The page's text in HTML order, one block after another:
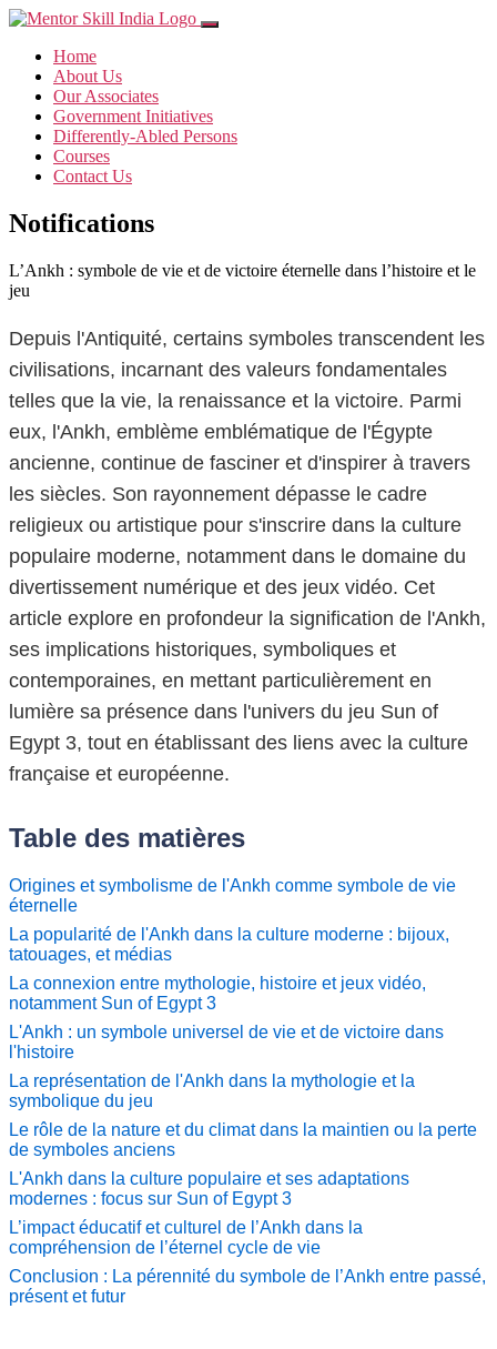
Home
About Us
Our Associates
Government Initiatives
Differently-Abled Persons
Courses
Contact Us
Notifications
L’Ankh : symbole de vie et de victoire éternelle dans l’histoire et le
jeu
Depuis l'Antiquité, certains symboles transcendent les
civilisations, incarnant des valeurs fondamentales
telles que la vie, la renaissance et la victoire. Parmi
eux, l'Ankh, emblème emblématique de l'Égypte
ancienne, continue de fasciner et d'inspirer à travers
les siècles. Son rayonnement dépasse le cadre
religieux ou artistique pour s'inscrire dans la culture
populaire moderne, notamment dans le domaine du
divertissement numérique et des jeux vidéo. Cet
article explore en profondeur la signification de l'Ankh,
ses implications historiques, symboliques et
contemporaines, en mettant particulièrement en
lumière sa présence dans l'univers du jeu Sun of
Egypt 3, tout en établissant des liens avec la culture
française et européenne.
Table des matières
Origines et symbolisme de l'Ankh comme symbole de vie
éternelle
La popularité de l'Ankh dans la culture moderne : bijoux,
tatouages, et médias
La connexion entre mythologie, histoire et jeux vidéo,
notamment Sun of Egypt 3
L'Ankh : un symbole universel de vie et de victoire dans
l'histoire
La représentation de l'Ankh dans la mythologie et la
symbolique du jeu
Le rôle de la nature et du climat dans la maintien ou la perte
de symboles anciens
L'Ankh dans la culture populaire et ses adaptations
modernes : focus sur Sun of Egypt 3
L’impact éducatif et culturel de l’Ankh dans la
compréhension de l’éternel cycle de vie
Conclusion : La pérennité du symbole de l’Ankh entre passé,
présent et futur